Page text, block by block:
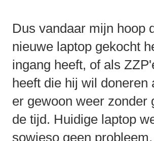
Dus vandaar mijn hoop
nieuwe laptop gekocht
ingang heeft, of als
heeft die hij wil doneren
er gewoon weer zonder
de tijd. Huidige laptop
sowieso geen